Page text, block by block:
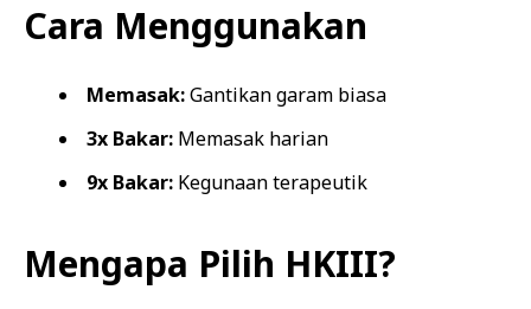
Cara Menggunakan
Memasak:Gantikan garam biasa
3x Bakar: Memasak harian
9x Bakar: Kegunaan terapeutik
Mengapa Pilih HKIII?